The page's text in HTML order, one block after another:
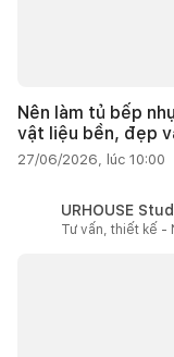
Nên làm tủ bếp
vật liệu bền, đẹp
27/06/2026, lúc 10:00
URHOUSE
Tư vấn, thiết kế -